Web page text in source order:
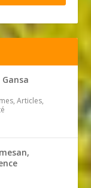
Articles,